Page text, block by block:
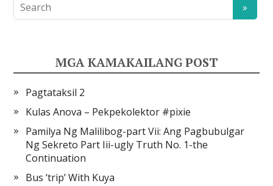
MGA KAMAKAILANG POST
Pagtataksil 2
Kulas Anova – Pekpekolektor #pixie
Pamilya Ng Malilibog-part Vii: Ang Pagbubulgar
Ng Sekreto Part Iii-ugly Truth No. 1-the
Continuation
Bus ‘trip’ With Kuya